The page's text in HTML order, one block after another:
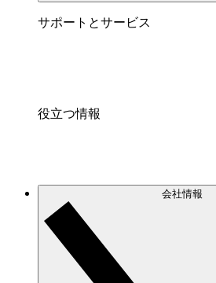
サポートとサービス
役立つ情報
会社情報